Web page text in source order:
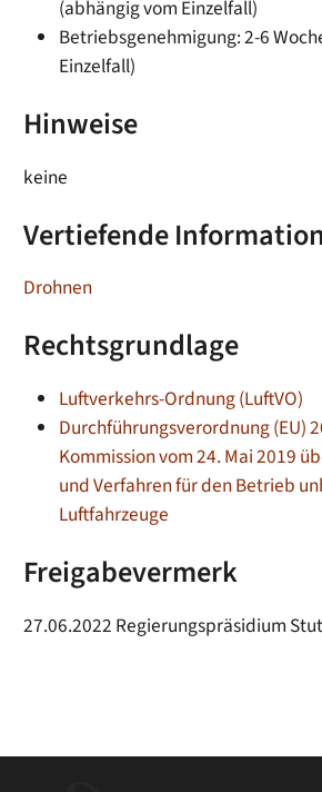
(abhängig vom Einzelfall)
Betriebsgenehmigung: 2-6
Einzelfall)
Hinweise
keine
Vertiefende
Drohnen
Rechtsgrundlage
Luftverkehrs-Ordnung (LuftVO)
Durchführungsverordnung (EU)
Kommission vom 24. Mai 2019
und Verfahren für den Betrieb
Luftfahrzeuge
Freigabevermerk
27.06.2022 Regierungspräsidium